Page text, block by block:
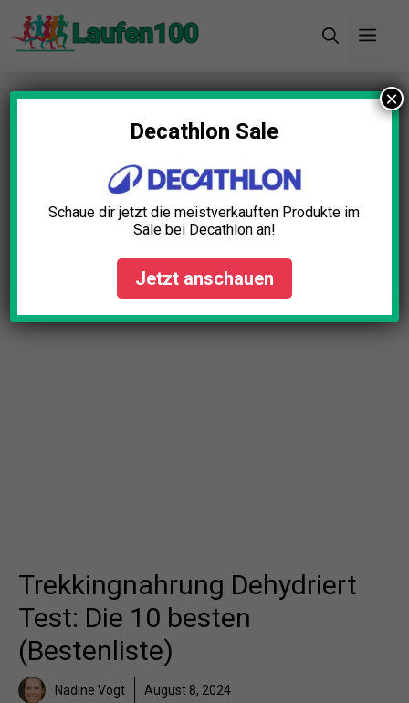
Zum
Inhalt
Startseite»Blog»Trekkingnahrung Dehydriert
Test: Die 10 besten (Bestenliste)
Trekkingnahrung Dehydriert
Test: Die 10 besten
(Bestenliste)
Nadine Vogt August 8, 2024
Decathlon Sale
Schaue dir jetzt die meistverkauften Produkte im
Sale bei Decathlon an!
Jetzt anschauen
×